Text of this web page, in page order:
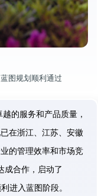
图规划顺利通过
的服务和产品质量，
在浙江、江苏、安徽
的管理效率和市场竞
成合作，启动了
进入蓝图阶段。